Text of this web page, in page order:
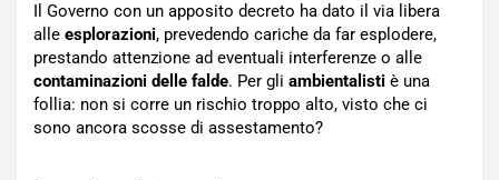
Il Governo con un apposito decreto ha dato il via libera
alle esplorazioni, prevedendo cariche da far esplodere,
prestando attenzione ad eventuali interferenze o alle
contaminazioni delle falde. Per gli ambientalisti è una
follia: non si corre un rischio troppo alto, visto che ci
sono ancora scosse di assestamento?